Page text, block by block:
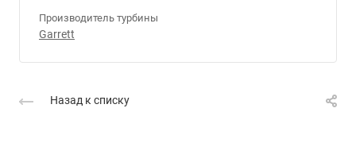
Производитель турбины
Garrett
Назад к списку